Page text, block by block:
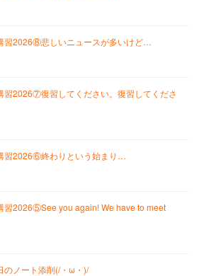
習2026⑧悲しいニュースが多いけど…
習2026⑦復習してください。復習してくださ
習2026⑥終わりという始まり…
習2026⑤See you again! We have to meet
のノート添削(/・ω・)/